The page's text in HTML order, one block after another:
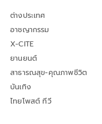
ต่างประเทศ
อาชญากรรม
X-CITE
ยานยนต์
สาธารณสุข-คุณภาพชีวิต
บันเทิง
ไทยโพสต์ ทีวี